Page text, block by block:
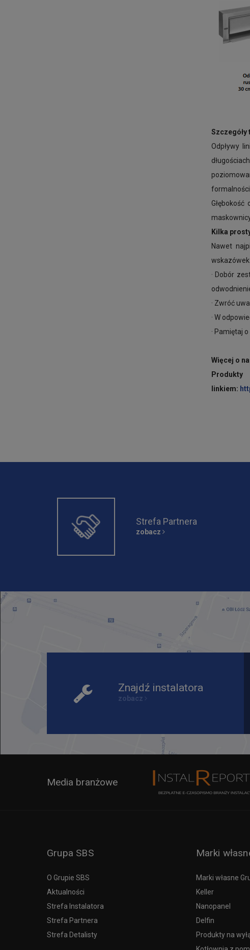
Szczegóły
Odpływy
Kilka
Nawet
wskazówek:
· Dobór
· Zwróć
· W
· Pamiętaj
Więcej o
linkiem:
Strefa Partnera
zobacz
Znajdź instalatora
zobacz
Media branżowe
Grupa SBS
O Grupie SBS
Aktualności
Strefa Instalatora
Strefa Partnera
Strefa Detalisty
Marki
Marki własne
Keller
Nanopanel
Delfin
Produkty na